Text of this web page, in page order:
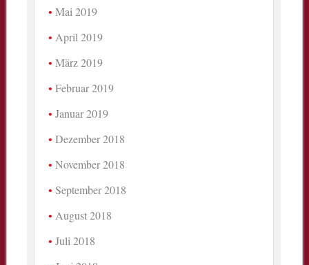
Mai 2019
April 2019
März 2019
Februar 2019
Januar 2019
Dezember 2018
November 2018
September 2018
August 2018
Juli 2018